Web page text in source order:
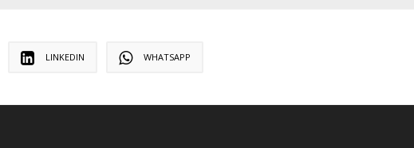
LINKEDIN WHATSAPP